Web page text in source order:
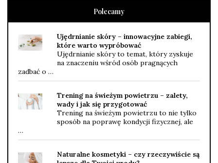
Polecamy
Ujędrnianie skóry – innowacyjne zabiegi,
które warto wypróbować
Ujędrnianie skóry to temat, który zyskuje
na znaczeniu wśród osób pragnących
zadbać o …
Trening na świeżym powietrzu – zalety,
wady i jak się przygotować
Trening na świeżym powietrzu to nie tylko
sposób na poprawę kondycji fizycznej, ale
…
Naturalne kosmetyki – czy rzeczywiście są